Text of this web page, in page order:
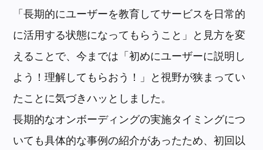
「長期的にユーザーを教育してサービスを日常的
に活用する状態になってもらうこと」と見方を変
えることで、今までは「初めにユーザーに説明し
よう！理解してもらおう！」と視野が狭まってい
たことに気づきハッとしました。
長期的なオンボーディングの実施タイミングにつ
いても具体的な事例の紹介があったため、初回以